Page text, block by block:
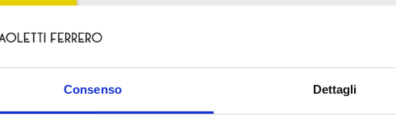
Consenso Dettagli
Prezzo
Prezzo